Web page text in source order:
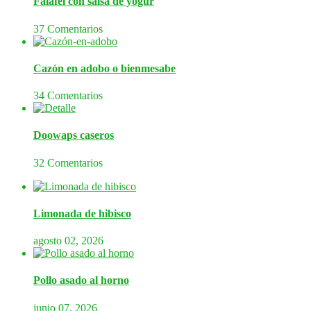
37 Comentarios
Cazón en adobo o bienmesabe
34 Comentarios
Doowaps caseros
32 Comentarios
Limonada de hibisco
agosto 02, 2026
Pollo asado al horno
junio 07, 2026